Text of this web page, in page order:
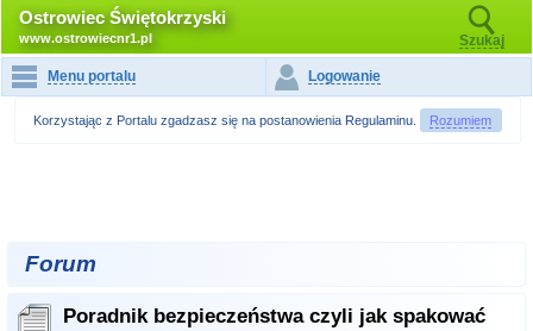
Ostrowiec Świętokrzyski
www.ostrowiecnr1.pl Szukaj
Menu portalu Logowanie
Korzystając z Portalu zgadzasz się na postanowienia Regulaminu Rozumiem
Forum
Poradnik bezpieczeństwa czyli jak spakować